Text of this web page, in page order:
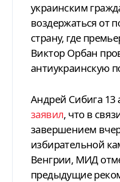
украинским
воздержаться от
страну, где
Виктор Орбан
антиукраинскую
Андрей Сибига
заявил, что в
завершением
избирательной
Венгрии, МИД
предыдущие